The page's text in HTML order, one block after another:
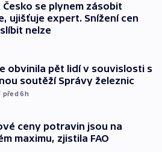
Česko se plynem zásobit
ujišťuje expert. Snížení cen
nelze
obvinila pět lidí v souvislosti s
soutěží Správy železnic
před 6h
ceny potravin jsou na
maximu, zjistila FAO